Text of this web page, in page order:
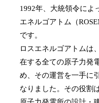
1992年、大統領令によ
エネルゴアトム（
です。
ロスエネルゴアトムは
在する全ての原子力発
め、その運営を一手に
なりました。その役割